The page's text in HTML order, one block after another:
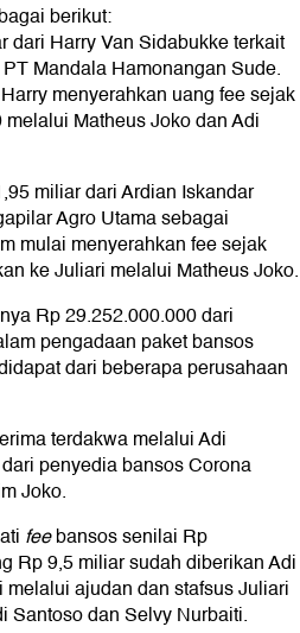
berikut:
dari Harry Van Sidabukke terkait
Mandala Hamonangan Sude.
menyerahkan uang fee sejak
Matheus Joko dan Adi
miliar dari Ardian Iskandar
Agro Utama sebagai
mulai menyerahkan fee sejak
ke Juliari melalui Matheus Joko.
Rp 29.252.000.000 dari
pengadaan paket bansos
dari beberapa perusahaan
terdakwa melalui Adi
penyedia bansos Corona
Joko.
feebansos senilai Rp
Rp 9,5 miliar sudah diberikan Adi
ajudan dan stafsus Juliari
Santoso dan Selvy Nurbaiti.